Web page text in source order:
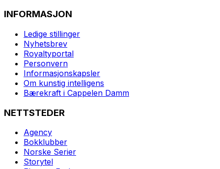
INFORMASJON
Ledige stillinger
Nyhetsbrev
Royaltyportal
Personvern
Informasjonskapsler
Om kunstig intelligens
Bærekraft i Cappelen Damm
NETTSTEDER
Agency
Bokklubber
Norske Serier
Storytel